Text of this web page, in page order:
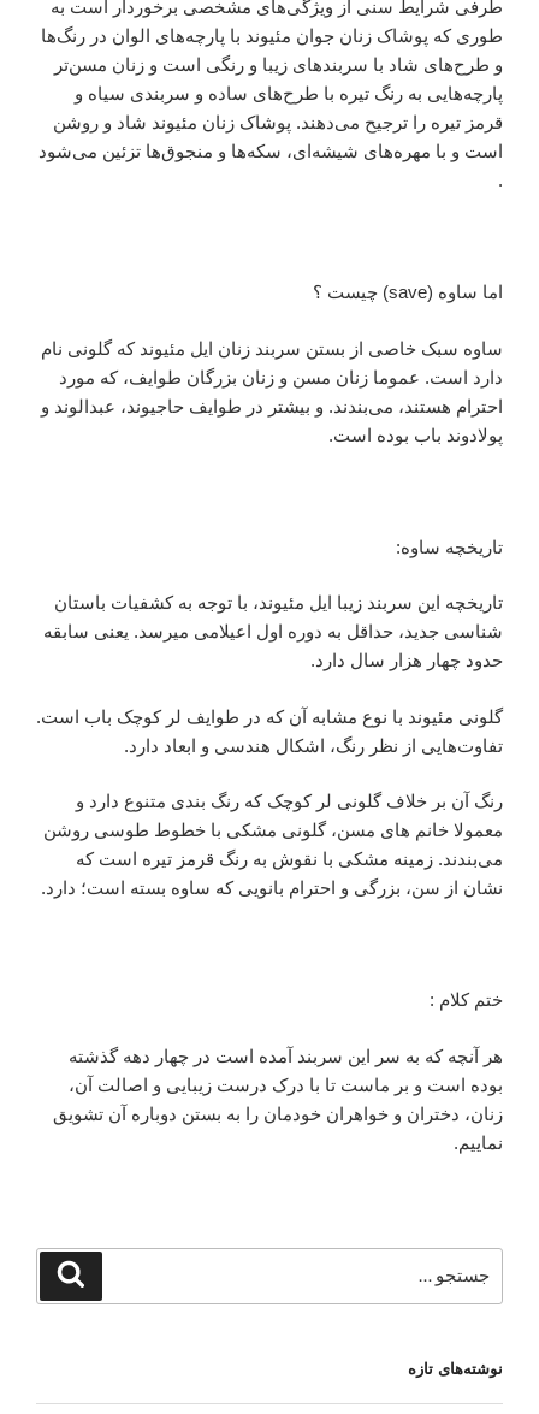
طرفی شرایط سنی از ویژگی‌های مشخصی برخوردار است به
طوری که پوشاک زنان جوان مئیوند با پارچه‌های الوان در رنگ‌ها
و طرح‌های شاد با سربندهای زیبا و رنگی است و زنان مسن‌تر
پارچه‌هایی به رنگ تیره با طرح‌های ساده و سربندی سیاه و
قرمز تیره را ترجیح می‌دهند. پوشاک زنان مئیوند شاد و روشن
است و با مهره‌های شیشه‌ای، سکه‌ها و منجوق‌ها تزئین می‌شود
.
اما ساوه (save) چیست ‌؟
ساوه سبک خاصی از بستن سربند زنان ایل مئیوند که گلونی نام
دارد است. عموما زنان مسن و زنان بزرگان طوایف، که مورد
احترام هستند، می‌بندند. و بیشتر در طوایف حاجیوند، عبدالوند و
پولادوند باب بوده است.
تاریخچه ساوه:
تاریخچه این سربند زیبا ایل مئیوند، با توجه به کشفیات باستان
شناسی جدید، حداقل به دوره اول اعیلامی میرسد. یعنی سابقه
حدود چهار هزار سال دارد.
گلونی مئیوند با نوع مشابه آن که در طوایف لر کوچک باب است.
تفاوت‌هایی از نظر رنگ، اشکال هندسی و ابعاد دارد.
رنگ آن بر خلاف گلونی لر کوچک که رنگ بندی متنوع دارد و
معمولا خانم های مسن، گلونی مشکی با خطوط طوسی روشن
می‌بندند. زمینه مشکی با نقوش به رنگ قرمز تیره است که
نشان از سن، بزرگی و احترام بانویی که ساوه بسته است؛ دارد.
ختم کلام‌ :
هر آنچه که به سر این سربند آمده است در چهار دهه گذشته
بوده است و بر ماست تا با درک درست زیبایی و اصالت آن،
زنان، دختران و خواهران خودمان را به بستن دوباره آن تشویق
نماییم.
برای
جستجو
نوشته‌های تازه